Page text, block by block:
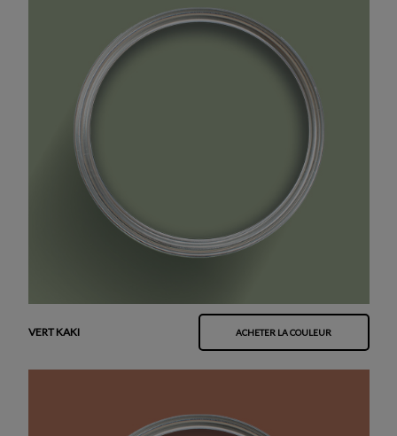
VERT KAKI ACHETER LA COULEUR